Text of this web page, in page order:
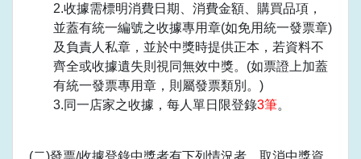
2.收據需標明消費日期、消費金額、購買品項，
並蓋有統一編號之收據專用章(如免用統一發票章)
及負責人私章，並於中獎時提供正本，若資料不
齊全或收據遺失則視同無效中獎。(如票證上加蓋
有統一發票專用章，則屬發票類別。)
3.同一店家之收據，每人單日限登錄3筆。
(二)發票/收據登錄中獎者有下列情況者，取消中獎資